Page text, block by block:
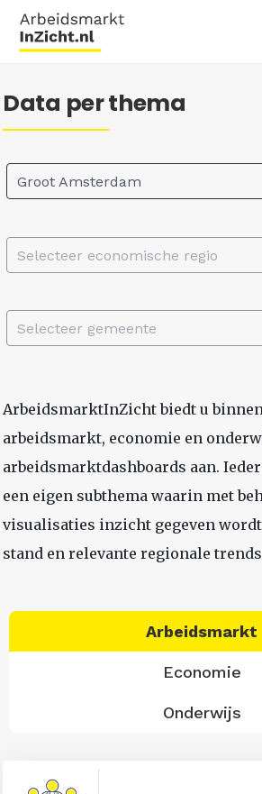
Data per thema
Groot Amsterdam
Selecteer economische regio
Selecteer gemeente
ArbeidsmarktInZicht biedt u binnen
arbeidsmarkt, economie en
arbeidsmarktdashboards aan.
een eigen subthema waarin met
visualisaties inzicht gegeven
stand en relevante regionale
Arbeidsmarkt
Economie
Onderwijs